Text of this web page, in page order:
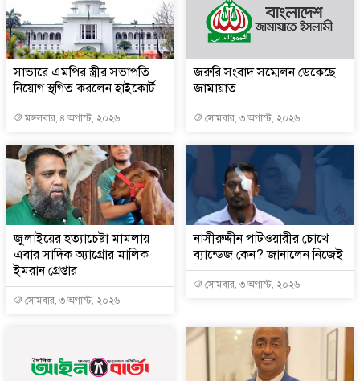
সাভারে এমপির স্ত্রীর সভাপতি
নিয়োগ স্থগিত করলেন হাইকোর্ট
মঙ্গলবার, ৪ অগাস্ট, ২০২৬
জরুরি সংবাদ সম্মেলন ডেকেছে
জামায়াত
সোমবার, ৩ অগাস্ট, ২০২৬
জুলাইয়ের হত্যাচেষ্টা মামলায়
এবার সাদিক অ্যাগ্রোর মালিক
ইমরান গ্রেপ্তার
সোমবার, ৩ অগাস্ট, ২০২৬
নাসীরুদ্দীন পাটওয়ারীর চোখে
ব্যান্ডেজ কেন? জানালেন নিজেই
সোমবার, ৩ অগাস্ট, ২০২৬